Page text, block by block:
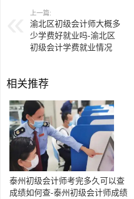
上一篇:
渝北区初级会计师大概多
少学费好就业吗-渝北区
初级会计学费就业情况
相关推荐
泰州初级会计师考完多久可以查
成绩如何查-泰州初级会计师成绩